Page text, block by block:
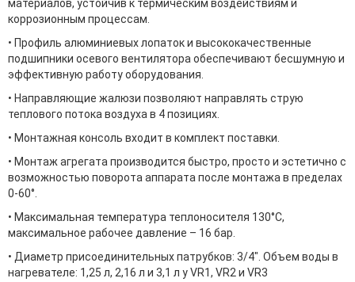
материалов, устойчив к термическим воздействиям и
коррозионным процессам.
• Профиль алюминиевых лопаток и высококачественные
подшипники осевого вентилятора обеспечивают бесшумную и
эффективную работу оборудования.
• Направляющие жалюзи позволяют направлять струю
теплового потока воздуха в 4 позициях.
• Монтажная консоль входит в комплект поставки.
• Монтаж агрегата производится быстро, просто и эстетично с
возможностью поворота аппарата после монтажа в пределах
0-60°.
• Максимальная температура теплоносителя 130°С,
максимальное рабочее давление – 16 бар.
• Диаметр присоединительных патрубков: 3/4". Объем воды в
нагревателе: 1,25 л, 2,16 л и 3,1 л у VR1, VR2 и VR3